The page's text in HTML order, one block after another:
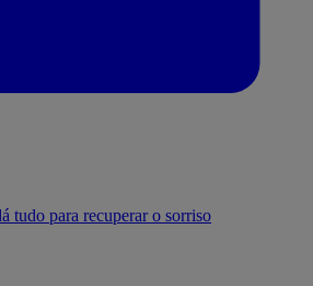
tudo para recuperar o sorriso